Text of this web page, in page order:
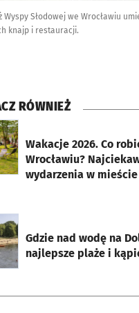
Wyspy Słodowej we Wrocławiu
knajp i restauracji.
RÓWNIEŻ
Wakacje 2026. Co
Wrocławiu?
wydarzenia w mieście
nowej karcie
Gdzie nad wodę na
najlepsze plaże i
nowej karcie